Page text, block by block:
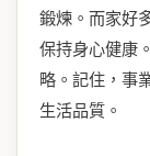
鍛煉。而家好
保持身心健康
略。記住，事
生活品質。